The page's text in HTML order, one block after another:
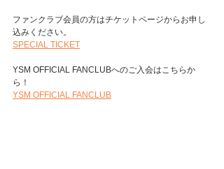
ファンクラブ会員の方はチケットページからお申し
込みください。
SPECIAL TICKET
YSM OFFICIAL FANCLUBへのご入会はこちらか
ら！
YSM OFFICIAL FANCLUB